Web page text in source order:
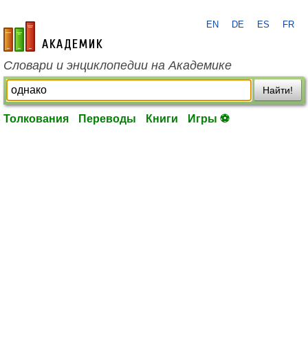
academic.ru
EN DE ES FR
Словари и энциклопедии на Академике
Найти!
Толкования Переводы Книги Игры ⚽